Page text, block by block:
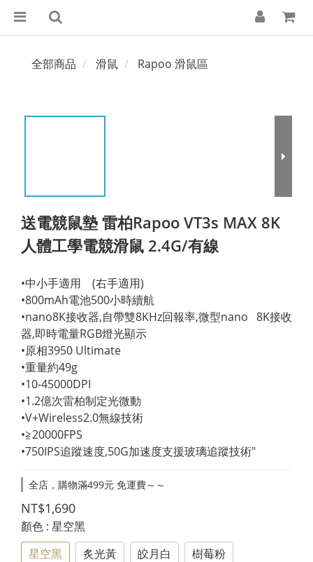
全部商品 滑鼠 Rapoo 滑鼠區
送電競鼠墊 雷柏Rapoo VT3s MAX 8K
人體工學電競滑鼠 2.4G/有線
•中小手適用    (右手適用)
•800mAh電池500小時續航
•nano8K接收器,自帶雙8KHz回報率,微型nano   8K接收
器,即時電量RGB燈光顯示
•原相3950 Ultimate
•重量約49g
•10-45000DPI
•1.2億次雷柏制定光微動
•V+Wireless2.0無線技術
•≧20000FPS
•750IPS追蹤速度,50G加速度支援玻璃追蹤技術"
全店，購物滿499元 免運費～～
NT$1,690
顏色 : 星空黑
星空黑
炙光黃 皎月白 樹莓粉